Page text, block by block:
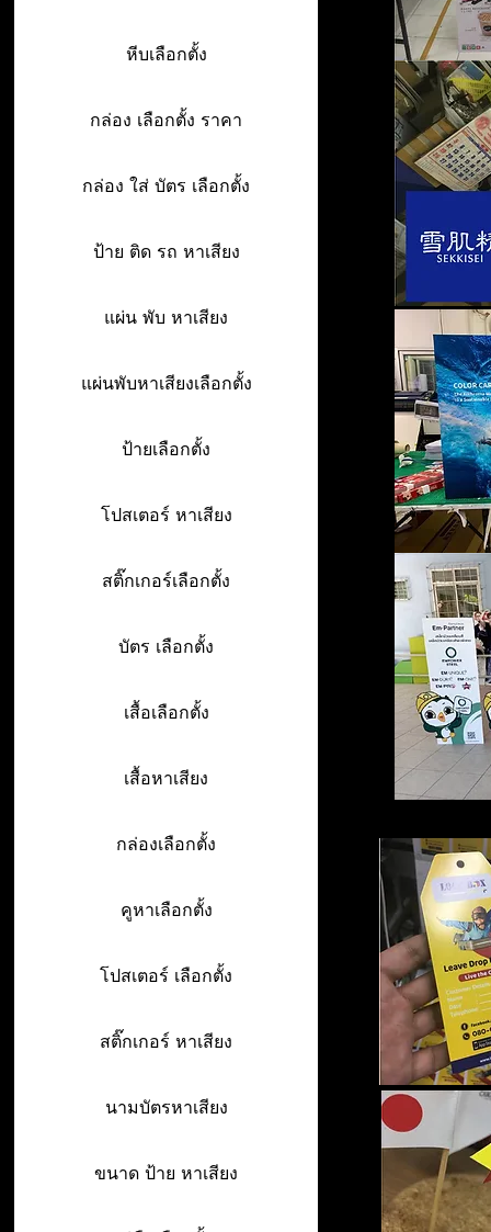
หีบเลือกตั้ง
กล่อง เลือกตั้ง ราคา
กล่อง ใส่ บัตร เลือกตั้ง
ป้าย ติด รถ หาเสียง
แผ่น พับ หาเสียง
แผ่นพับหาเสียงเลือกตั้ง
ป้ายเลือกตั้ง
โปสเตอร์ หาเสียง
สติ๊กเกอร์เลือกตั้ง
บัตร เลือกตั้ง
เสื้อเลือกตั้ง
เสื้อหาเสียง
กล่องเลือกตั้ง
คูหาเลือกตั้ง
โปสเตอร์ เลือกตั้ง
สติ๊กเกอร์ หาเสียง
นามบัตรหาเสียง
ขนาด ป้าย หาเสียง